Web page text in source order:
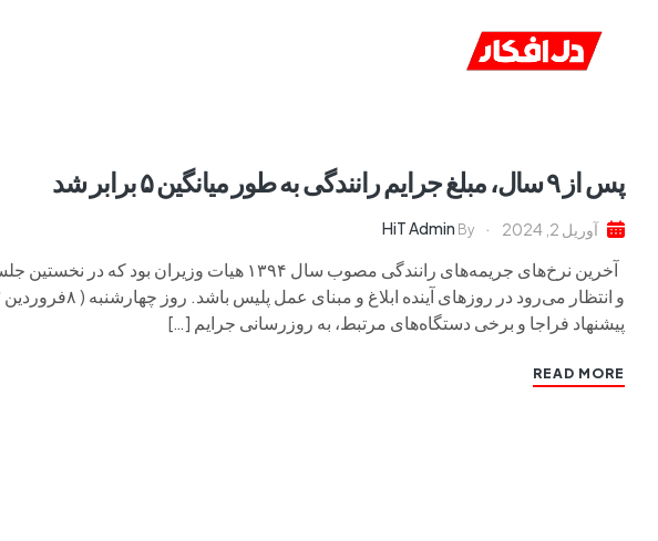
پس از ۹ سال، مبلغ جرایم رانندگی به طور میانگین ۵ برابر شد
آوریل 2, 2024 By
HiT Admin
آخرین نرخ‌های جریمه‌های رانندگی مصوب سال ۱۳۹۴
پیشنهاد فراجا و برخی دستگاه‌های مرتبط، به‌ روزرسانی جرایم […]
READ MORE